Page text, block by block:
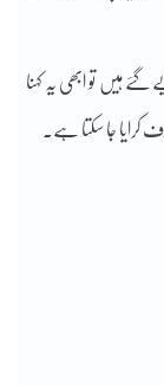
گئے ہیں تو ابھی یہ کہنا
جا سکتا ہے۔